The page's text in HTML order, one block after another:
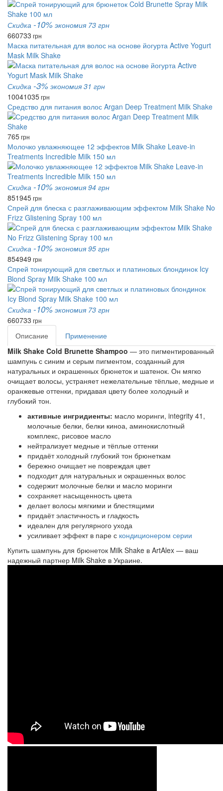
Скидка -10% экономия 73 грн
660733 грн
Маска питательная для волос на основе йогурта Active Yogurt
Mask Milk Shake
Скидка -3% экономия 31 грн
10041035грн
Средство для питания волос Argan Deep Treatment Milk Shake
765грн
Молочко увлажняющее 12 эффектов Milk Shake Leave-in
Treatments Incredible Milk 150 мл
Скидка -10% экономия 94 грн
851945грн
Спрей для блеска с разглаживающим эффектом Milk Shake No
Frizz Glistening Spray 100 мл
Скидка -10% экономия 95 грн
854949 грн
Спрей тонирующий для светлых и платиновых блондинок Icy
Blond Spray Milk Shake 100 мл
Скидка -10% экономия 73 грн
660733 грн
Описание
Применение
Milk Shake Cold Brunette Shampoo — это пигментированный
шампунь с синим и серым пигментом, созданный для
натуральных и окрашенных брюнеток и шатенок. Он мягко
очищает волосы, устраняет нежелательные тёплые, медные и
оранжевые оттенки, придавая цвету более холодный и
глубокий тон.
активные ингридиенты: масло моринги, integrity 41,
молочные белки, белки киноа, аминокислотный
комплекс, рисовое масло
нейтрализует медные и тёплые оттенки
придаёт холодный глубокий тон брюнеткам
бережно очищает не повреждая цвет
подходит для натуральных и окрашенных волос
содержит молочные белки и масло моринги
сохраняет насыщенность цвета
делает волосы мягкими и блестящими
придаёт эластичность и гладкость
идеален для регулярного ухода
усиливает эффект в паре с кондиционером серии
Купить шампунь для брюнеток Milk Shake в ArtAlex — ваш
надежный партнер Milk Shake в Украине.